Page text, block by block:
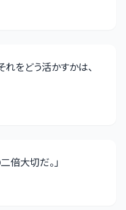
をどう活かすかは、
倍大切だ。」